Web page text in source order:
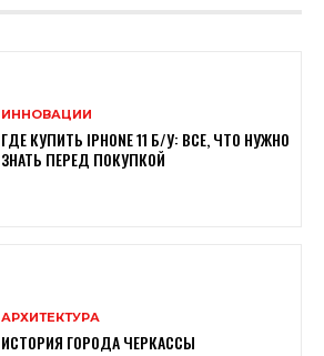
ИННОВАЦИИ
ГДЕ КУПИТЬ IPHONE 11 Б/У: ВСЕ, ЧТО НУЖНО
ЗНАТЬ ПЕРЕД ПОКУПКОЙ
АРХИТЕКТУРА
ИСТОРИЯ ГОРОДА ЧЕРКАССЫ